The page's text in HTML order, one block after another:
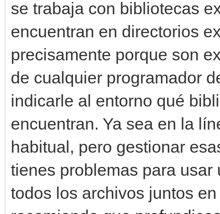
se trabaja con bibliotecas
encuentran en directorios
precisamente porque son
de cualquier programador
indicarle al entorno qué
encuentran. Ya sea en la
habitual, pero gestionar
tienes problemas para
todos los archivos juntos